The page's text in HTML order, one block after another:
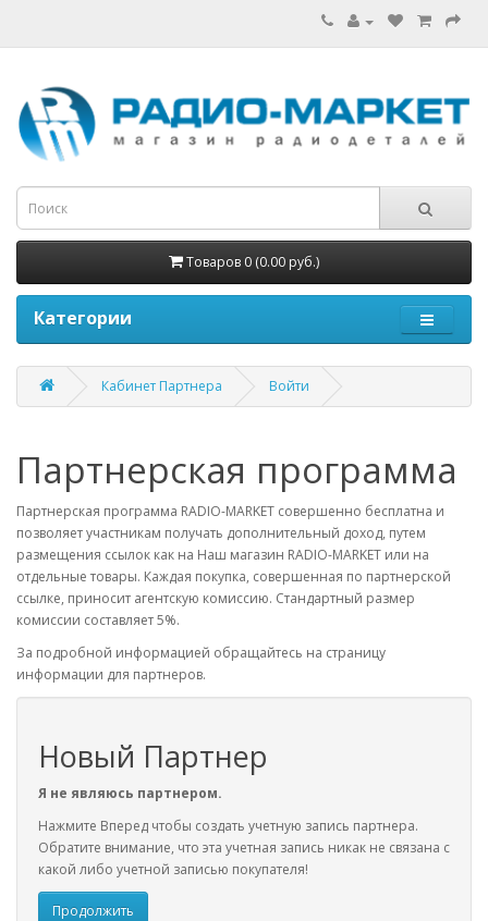
Товаров 0 (0.00 руб.)
Категории
Кабинет Партнера Войти
Партнерская программа
Партнерская программа RADIO-MARKET совершенно бесплатна и
позволяет участникам получать дополнительный доход, путем
размещения ссылок как на Наш магазин RADIO-MARKET или на
отдельные товары. Каждая покупка, совершенная по партнерской
ссылке, приносит агентскую комиссию. Стандартный размер
комиссии составляет 5%.
За подробной информацией обращайтесь на страницу
информации для партнеров.
Новый Партнер
Я не являюсь партнером.
Нажмите Вперед чтобы создать учетную запись партнера.
Обратите внимание, что эта учетная запись никак не связана с
какой либо учетной записью покупателя!
Продолжить